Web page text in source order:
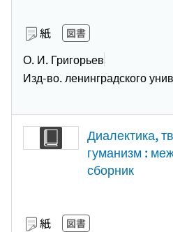
紙 図書
О. И. Григорьев
Изд-во. ленинградского
Диалектика,
гуманизм :
сборник
紙 図書